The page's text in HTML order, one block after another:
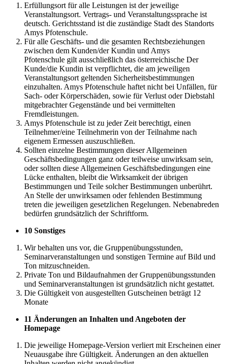
Erfüllungsort für alle Leistungen ist der jeweilige
Veranstaltungsort. Vertrags- und Veranstaltungssprache ist
deutsch. Gerichtsstand ist die zuständige Stadt des Standorts
Amys Pfotenschule.
Für alle Geschäfts- und die gesamten Rechtsbeziehungen
zwischen dem Kunden/der Kundin und Amys
Pfotenschule gilt ausschließlich das österreichische Der
Kunde/die Kundin ist verpflichtet, die am jeweiligen
Veranstaltungsort geltenden Sicherheitsbestimmungen
einzuhalten. Amys Pfotenschule haftet nicht bei Unfällen, für
Sach- oder Körperschäden, sowie für Verlust oder Diebstahl
mitgebrachter Gegenstände und bei vermittelten
Fremdleistungen.
Amys Pfotenschule ist zu jeder Zeit berechtigt, einen
Teilnehmer/eine Teilnehmerin von der Teilnahme nach
eigenem Ermessen auszuschließen.
Sollten einzelne Bestimmungen dieser Allgemeinen
Geschäftsbedingungen ganz oder teilweise unwirksam sein,
oder sollten diese Allgemeinen Geschäftsbedingungen eine
Lücke enthalten, bleibt die Wirksamkeit der übrigen
Bestimmungen und Teile solcher Bestimmungen unberührt.
An Stelle der unwirksamen oder fehlenden Bestimmung
treten die jeweiligen gesetzlichen Regelungen. Nebenabreden
bedürfen grundsätzlich der Schriftform.
10 Sonstiges
Wir behalten uns vor, die Gruppenübungsstunden,
Seminarveranstaltungen und sonstigen Termine auf Bild und
Ton mitzuschneiden.
Private Ton und Bildaufnahmen der Gruppenübungsstunden
und Seminarveranstaltungen ist grundsätzlich nicht gestattet.
Die Gültigkeit von ausgestellten Gutscheinen beträgt 12
Monate
11 Änderungen an Inhalten und Angeboten der
Homepage
Die jeweilige Homepage-Version verliert mit Erscheinen einer
Neuausgabe ihre Gültigkeit. Änderungen an den aktuellen